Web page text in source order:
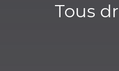
Tous